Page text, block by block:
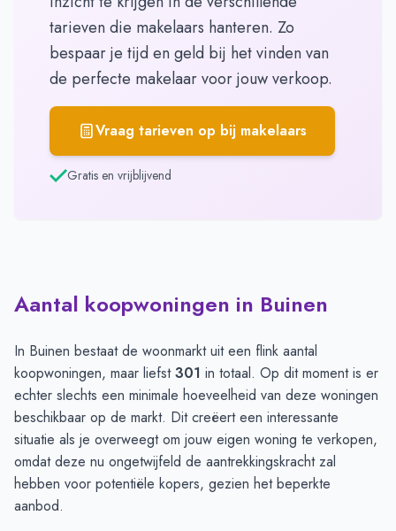
tarieven die makelaars hanteren. Zo
bespaar je tijd en geld bij het vinden van
de perfecte makelaar voor jouw verkoop.
Vraag tarieven op bij makelaars
Gratis en vrijblijvend
Aantal koopwoningen in Buinen
In Buinen bestaat de woonmarkt uit een flink aantal
koopwoningen, maar liefst301 in totaal. Op dit moment is er
echter slechts een minimale hoeveelheid van deze woningen
beschikbaar op de markt. Dit creëert een interessante
situatie als je overweegt om jouw eigen woning te verkopen,
omdat deze nu ongetwijfeld de aantrekkingskracht zal
hebben voor potentiële kopers, gezien het beperkte
aanbod.